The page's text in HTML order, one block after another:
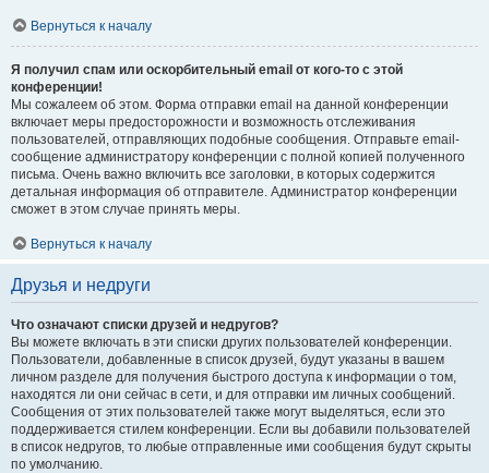
Вернуться к началу
Я получил спам или оскорбительный email от кого-то с этой
конференции!
Мы сожалеем об этом. Форма отправки email на данной конференции
включает меры предосторожности и возможность отслеживания
пользователей, отправляющих подобные сообщения. Отправьте email-
сообщение администратору конференции с полной копией полученного
письма. Очень важно включить все заголовки, в которых содержится
детальная информация об отправителе. Администратор конференции
сможет в этом случае принять меры.
Вернуться к началу
Друзья и недруги
Что означают списки друзей и недругов?
Вы можете включать в эти списки других пользователей конференции.
Пользователи, добавленные в список друзей, будут указаны в вашем
личном разделе для получения быстрого доступа к информации о том,
находятся ли они сейчас в сети, и для отправки им личных сообщений.
Сообщения от этих пользователей также могут выделяться, если это
поддерживается стилем конференции. Если вы добавили пользователей
в список недругов, то любые отправленные ими сообщения будут скрыты
по умолчанию.